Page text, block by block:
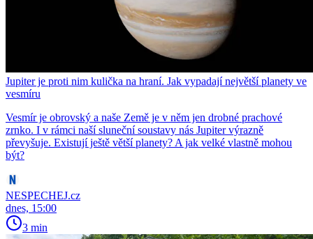
Jupiter je proti nim kulička na hraní. Jak vypadají největší planety ve
vesmíru
Vesmír je obrovský a naše Země je v něm jen drobné prachové
zrnko. I v rámci naší sluneční soustavy nás Jupiter výrazně
převyšuje. Existují ještě větší planety? A jak velké vlastně mohou
být?
NESPECHEJ.cz
dnes, 15:00
3 min